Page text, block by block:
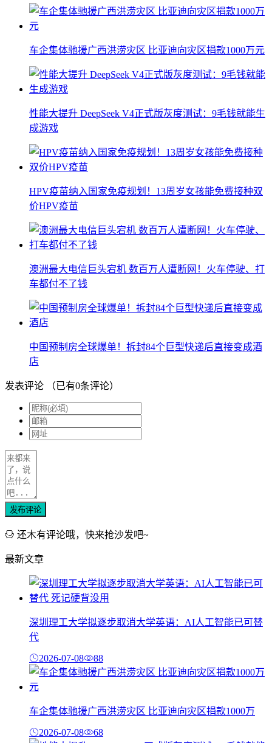
车企集体驰援广西洪涝灾区 比亚迪向灾区捐款1000万元
性能大提升 DeepSeek V4正式版灰度测试：9毛钱就能生
成游戏
HPV疫苗纳入国家免疫规划！13周岁女孩能免费接种双
价HPV疫苗
澳洲最大电信巨头宕机 数百万人遭断网！火车停驶、打
车都付不了钱
中国预制房全球爆单！拆封84个巨型快递后直接变成酒
店
发表评论 （已有0条评论）
发布评论
还木有评论哦，快来抢沙发吧~
最新文章
深圳理工大学拟逐步取消大学英语：AI人工智能已可替
代
2026-07-08 88
车企集体驰援广西洪涝灾区 比亚迪向灾区捐款1000万
2026-07-08 68